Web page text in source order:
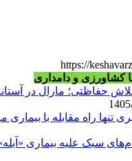
https://
کشاورزی و دامداری
حفاظتی؛ مارال در
تنها راه مقابله با
سبک علیه بیماری